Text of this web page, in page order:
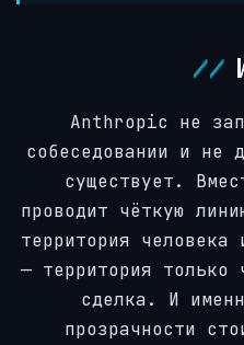
Anthropic не
собеседовании и не
существует.
проводит чёткую
территория
— территория только
сделка. И
прозрачности